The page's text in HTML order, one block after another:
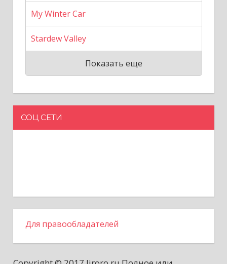
My Winter Car
Stardew Valley
Показать еще
СОЦ СЕТИ
Для правообладателей